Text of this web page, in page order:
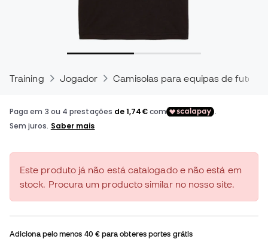
Training Jogador Camisolas para equipas de futebol
Este produto já não está catalogado e não está em
stock. Procura um producto similar no nosso site.
Adiciona pelo menos 40 €para obteres portes grátis